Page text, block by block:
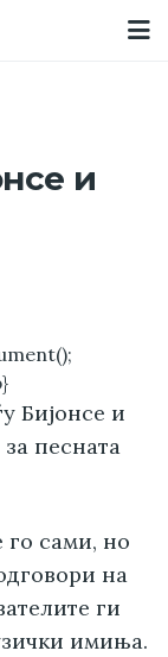
и
Бијонсе и
песната
го сами, но
на
ги
имиња.